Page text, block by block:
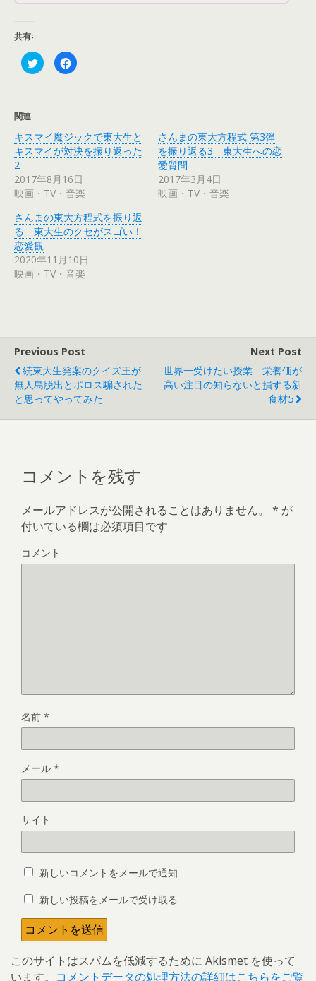
共有:
ク
リ
t
t
e
r
共
有
(
し
い
ウ
ィ
ン
ド
ウ
で
開
F
a
共
有
す
る
は
ク
リ
ク
し
て
く
さ
い
(
新
で
開
き
ま
す
)
関連
キスマイ魔ジックで東大生と
キスマイが対決を振り返った
2
2017年8月16日
映画・TV・音楽
さんまの東大方程式 第3弾
を振り返る3 東大生への恋
愛質問
2017年3月4日
映画・TV・音楽
さんまの東大方程式を振り返
る 東大生のクセがスゴい！
恋愛観
2020年11月10日
映画・TV・音楽
Previous Post
続東大生発案のクイズ王が
無人島脱出とポロス騙された
と思ってやってみた
Next Post
世界一受けたい授業 栄養価が
高い注目の知らないと損する新
食材5
コメントを残す
メールアドレスが公開されることはありません。 * が
付いている欄は必須項目です
コメント
名前 *
メール *
サイト
新しいコメントをメールで通知
新しい投稿をメールで受け取る
このサイトはスパムを低減するために Akismet を使って
います。 コメントデータの処理方法の詳細はこちらをご覧